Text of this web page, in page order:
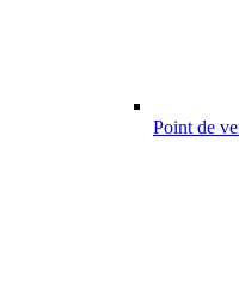
Point de